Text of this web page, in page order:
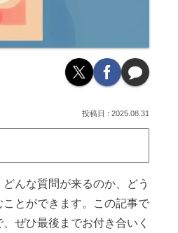
2025.08.31
んな質問が来るのか、どう
とができます。この記事で
ぜひ最後までお付き合いく